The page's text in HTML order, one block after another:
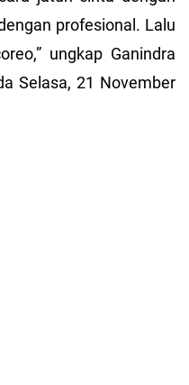
profesional. Lalu
ungkap Ganindra
Selasa, 21 November